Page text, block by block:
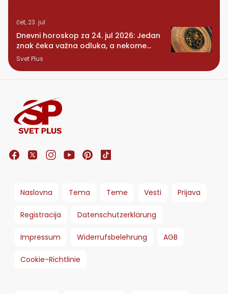
čet, 23. jul
Dnevni horoskop za 24. jul 2026: Jedan
znak čeka važna odluka, a nekome
stiže iznenađenje
Svet Plus
Naslovna Tema Teme Vesti Prijava
Registracija Datenschutzerklärung
Impressum Widerrufsbelehrung AGB
Cookie-Richtlinie